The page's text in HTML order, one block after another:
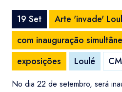
19 Set
Arte 'invade'
com inauguração
exposições
Loulé
No dia 22 de setembro, será